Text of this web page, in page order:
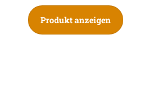
Produkt anzeigen